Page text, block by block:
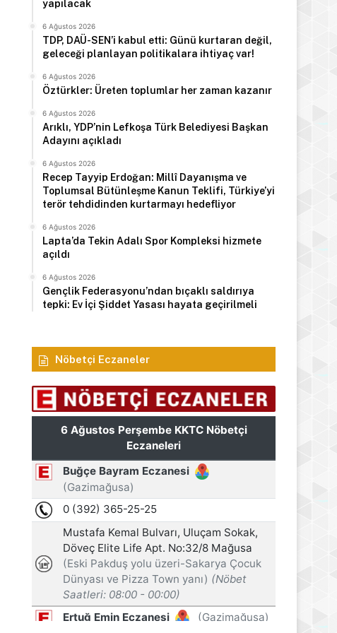
yapılacak
6 Ağustos 2026
TDP, DAÜ-SEN’i kabul etti: Günü kurtaran değil,
geleceği planlayan politikalara ihtiyaç var!
6 Ağustos 2026
Öztürkler: Üreten toplumlar her zaman kazanır
6 Ağustos 2026
Arıklı, YDP’nin Lefkoşa Türk Belediyesi Başkan
Adayını açıkladı
6 Ağustos 2026
Recep Tayyip Erdoğan: Millî Dayanışma ve
Toplumsal Bütünleşme Kanun Teklifi, Türkiye’yi
terör tehdidinden kurtarmayı hedefliyor
6 Ağustos 2026
Lapta’da Tekin Adalı Spor Kompleksi hizmete
açıldı
6 Ağustos 2026
Gençlik Federasyonu’ndan bıçaklı saldırıya
tepki: Ev İçi Şiddet Yasası hayata geçirilmeli
Nöbetçi Eczaneler